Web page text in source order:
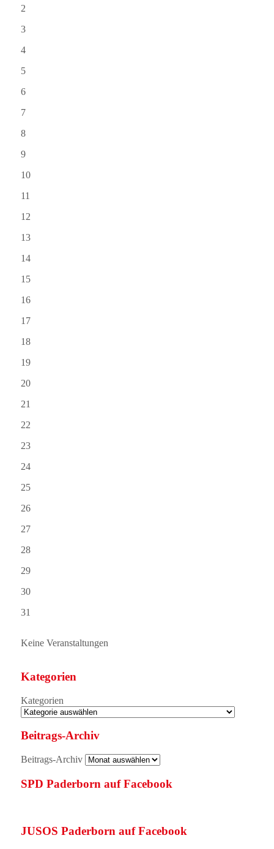
2
3
4
5
6
7
8
9
10
11
12
13
14
15
16
17
18
19
20
21
22
23
24
25
26
27
28
29
30
31
Keine Veranstaltungen
Kategorien
Kategorien
Beitrags-Archiv
Beitrags-Archiv
SPD Paderborn auf Facebook
JUSOS Paderborn auf Facebook